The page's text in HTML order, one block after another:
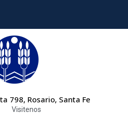
798, Rosario, Santa Fe
Visitenos